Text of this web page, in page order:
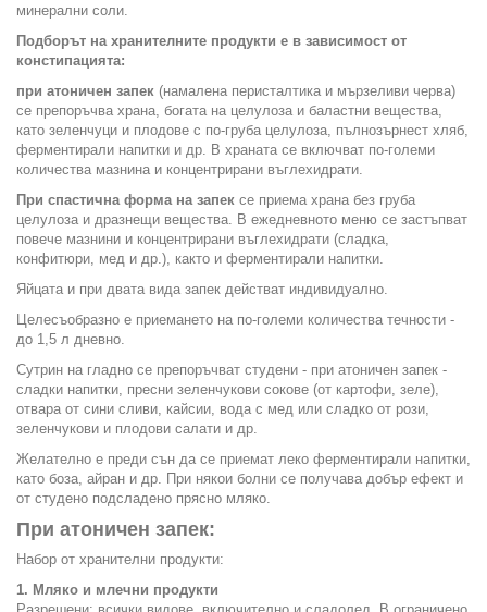
минерални соли.
Подборът на хранителните продукти е в зависимост от
констипацията:
при атоничен запек (намалена перисталтика и мързеливи черва)
се препоръчва храна, богата на целулоза и баластни вещества,
като зеленчуци и плодове с по-груба целулоза, пълнозърнест хляб,
ферментирали напитки и др. В храната се включват по-големи
количества мазнина и концентрирани въглехидрати.
При спастична форма на запек се приема храна без груба
целулоза и дразнещи вещества. В ежедневното меню се застъпват
повече мазнини и концентрирани въглехидрати (сладка,
конфитюри, мед и др.), както и ферментирали напитки.
Яйцата и при двата вида запек действат индивидуално.
Целесъобразно е приемането на по-големи количества течности -
до 1,5 л дневно.
Сутрин на гладно се препоръчват студени - при атоничен запек -
сладки напитки, пресни зеленчукови сокове (от картофи, зеле),
отвара от сини сливи, кайсии, вода с мед или сладко от рози,
зеленчукови и плодови салати и др.
Желателно е преди сън да се приемат леко ферментирали напитки,
като боза, айран и др. При някои болни се получава добър ефект и
от студено подсладено прясно мляко.
При атоничен запек:
Набор от хранителни продукти:
1. Мляко и млечни продукти